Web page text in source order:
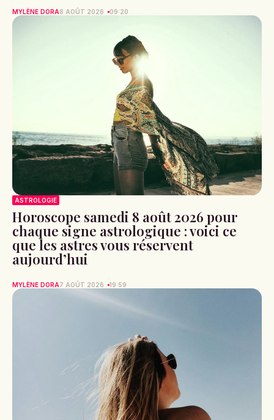
MYLÈNE DORA8 AOÛT 2026 09:20
ASTROLOGIE
Horoscope samedi 8 août 2026 pour
chaque signe astrologique : voici ce
que les astres vous réservent
aujourd’hui
MYLÈNE DORA7 AOÛT 2026 19:59